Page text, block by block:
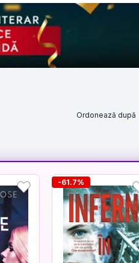
Ordonează după
-61.7%